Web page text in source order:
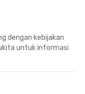
dengan kebijakan
untuk informasi